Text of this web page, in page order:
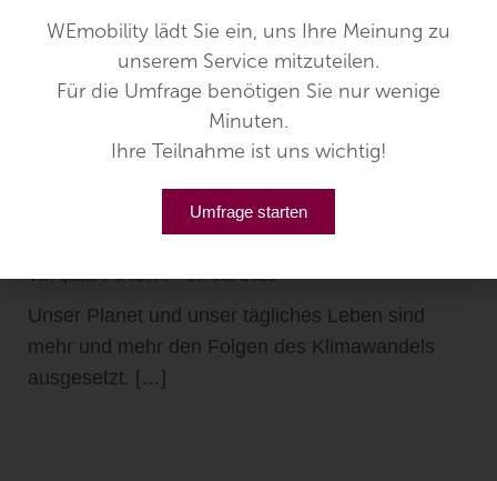
Bollig Mobility Group wird
Mitglied im „Responsibility
Bollig Voyages, Nachhaltigkeit
Vonquattro-creative 26. Juli 2021
Unser Planet und unser tägliches Leben sind
mehr und mehr den Folgen des Klimawandels
ausgesetzt. […]
WEmobility lädt Sie ein, uns Ihre Meinung zu
unserem Service mitzuteilen.
Für die Umfrage benötigen Sie nur wenige
Minuten.
Ihre Teilnahme ist uns wichtig!
Umfrage starten